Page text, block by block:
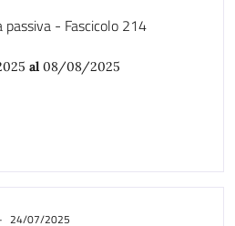
24/07/2025
- Fascicolo 214
al 08/08/2025